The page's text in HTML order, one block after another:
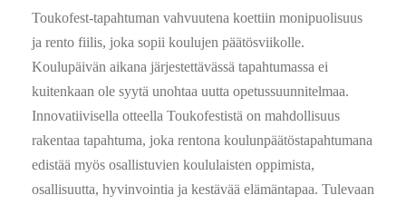
Toukofest-tapahtuman vahvuutena koettiin monipuolisuus
ja rento fiilis, joka sopii koulujen päätösviikolle.
Koulupäivän aikana järjestettävässä tapahtumassa ei
kuitenkaan ole syytä unohtaa uutta opetussuunnitelmaa.
Innovatiivisella otteella Toukofestistä on mahdollisuus
rakentaa tapahtuma, joka rentona koulunpäätöstapahtumana
edistää myös osallistuvien koululaisten oppimista,
osallisuutta, hyvinvointia ja kestävää elämäntapaa. Tulevaan